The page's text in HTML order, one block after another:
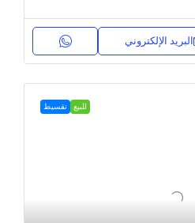
البريد الإلكتروني
للبيع تقسيط